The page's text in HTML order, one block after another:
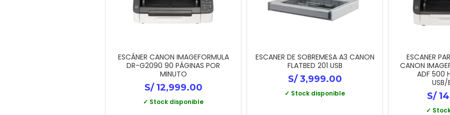
ESCÁNER CANON IMAGEFORMULA
DR-G2090 90 PÁGINAS POR
MINUTO
S/12,999.00
✓ Stock disponible
ESCANER DE SOBREMESA A3 CANON
FLATBED 201 USB
S/3,999.00
✓ Stock disponible
ESCANER
CANON
ADF 500
USB/
S/
✓